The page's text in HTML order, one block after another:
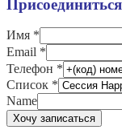
Имя *
Email *
Телефон *
Список *
Name
Хочу записаться